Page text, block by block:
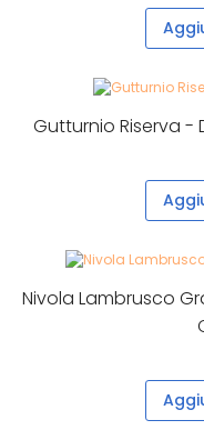
Gutturnio Riserva -
Nivola Lambrusco